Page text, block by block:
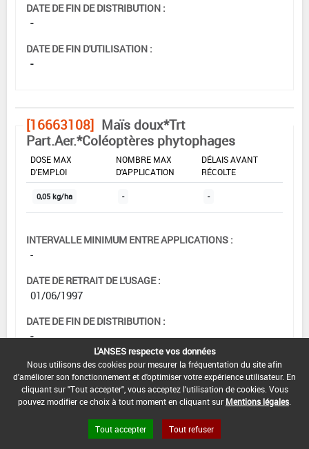
DATE DE FIN DE DISTRIBUTION :
-
DATE DE FIN D'UTILISATION :
-
[16663108] Maïs doux*Trt
Part.Aer.*Coléoptères phytophages
DOSE MAX
D'EMPLOI
NOMBRE MAX
D'APPLICATION
DÉLAIS AVANT
RÉCOLTE
0,05 kg/ha - -
INTERVALLE MINIMUM ENTRE APPLICATIONS :
-
DATE DE RETRAIT DE L'USAGE :
01/06/1997
DATE DE FIN DE DISTRIBUTION :
-
DATE DE FIN D'UTILISATION :
-
[16662105] Maïs doux*Trt Sol*Ravageurs
L'ANSES respecte vos données
Nous utilisons des cookies pour mesurer la fréquentation du site afin
d'améliorer son fonctionnement et d'optimiser votre expérience utilisateur. En
cliquant sur "Tout accepter", vous acceptez l'utilisation de cookies. Vous
pouvez modifier ce choix à tout moment en cliquant sur Mentions légales
Tout accepter Tout refuser